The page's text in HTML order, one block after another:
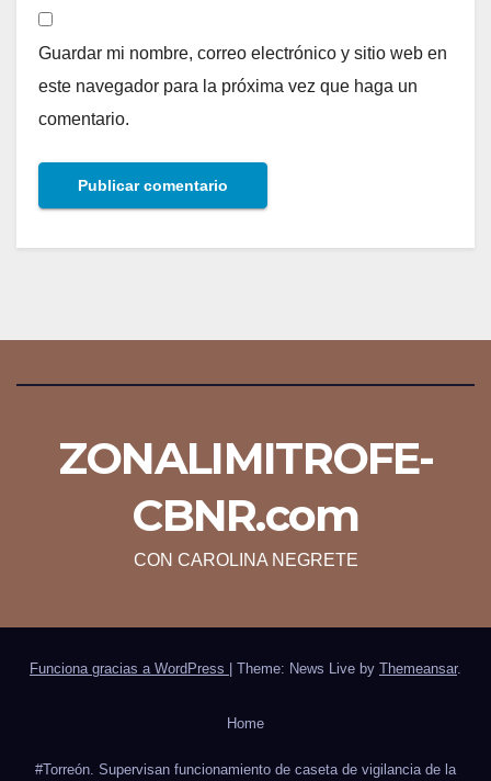
Guardar mi nombre, correo electrónico y sitio web en
este navegador para la próxima vez que haga un
comentario.
ZONALIMITROFE-
CBNR.com
CON CAROLINA NEGRETE
Funciona gracias a WordPress Theme: News Live by Themeansar.
Home
#Torreón. Supervisan funcionamiento de caseta de vigilancia de la